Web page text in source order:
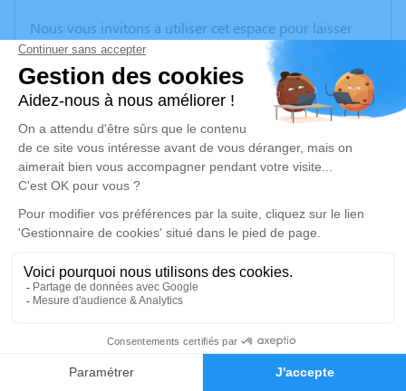
Faire-part Hommages
Nous vous invitons à utiliser cet espace pour laisser
vos condoléances, partager des photos souvenirs, une
anecdote ou exprimer vos pensées à travers des
poèmes ou des textes. Cet endroit est un lieu
d'expression dédié à honorer la mémoire de Marie-
Paule L'INTERMY.
Un service de plantation d’arbre hommage est
disponible ici
Cérémonie religieuse
Église Saint Laurent de Richebourg
place du général de Gaulle